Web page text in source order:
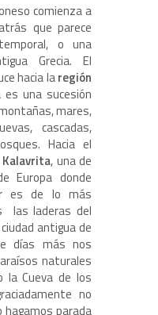
comienza a
que parece
o una
Grecia. El
hacia laregión
es una sucesión
mares,
cascadas,
Hacia el
Kalavrita, una de
Europa donde
es de lo más
las laderas del
antigua de
días más nos
naturales
la Cueva de los
no
hagamos parada